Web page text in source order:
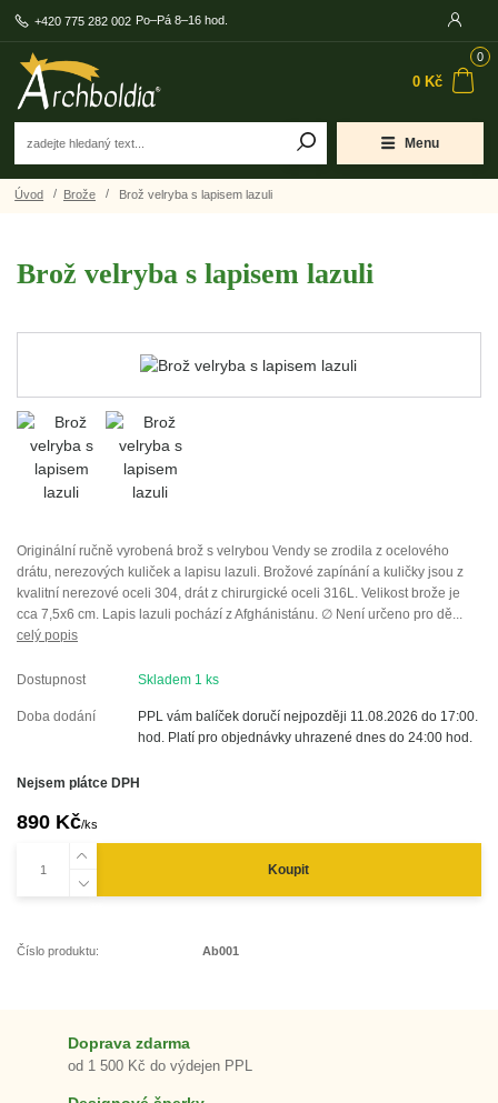
Menu
+420 775 282 002 Po–Pá 8–16 hod.
0
0 Kč
Úvod Brože Brož velryba s lapisem lazuli
Brož velryba s lapisem lazuli
Originální ručně vyrobená brož s velrybou Vendy se zrodila z ocelového
drátu, nerezových kuliček a lapisu lazuli. Brožové zapínání a kuličky jsou z
kvalitní nerezové oceli 304, drát z chirurgické oceli 316L. Velikost brože je
cca 7,5x6 cm. Lapis lazuli pochází z Afghánistánu. ∅ Není určeno pro dě...
celý popis
Dostupnost Skladem 1 ks
Doba dodání
PPL vám balíček doručí nejpozději 11.08.2026 do 17:00.
hod. Platí pro objednávky uhrazené dnes do 24:00 hod.
Nejsem plátce DPH
890 Kč/ks
Koupit
Číslo produktu: Ab001
Doprava zdarma
od 1 500 Kč do výdejen PPL